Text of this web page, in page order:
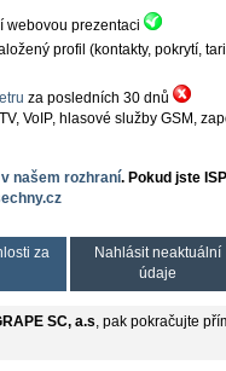
webovou prezentaci
profil (kontakty, pokrytí,
za posledních 30 dnů
VoIP, hlasové služby GSM,
v našem rozhraní. Pokud jste
za
Nahlásit neaktuální
údaje
SC, a.s , pak pokračujte